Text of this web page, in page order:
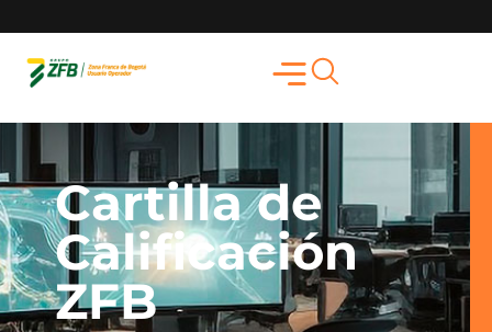
Cartilla de
Calificación
ZFB